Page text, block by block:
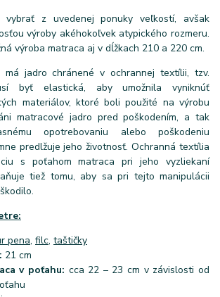
vybrať z uvedenej ponuky veľkostí, avšak
výroby akéhokoľvek atypického rozmeru.
výroba matraca aj v dĺžkach 210 a 220 cm.
má jadro chránené v ochrannej textílii, tzv.
byť elastická, aby umožnila vyniknúť
materiálov, ktoré boli použité na výrobu
matracové jadro pred poškodením, a tak
opotrebovaniu alebo poškodeniu
predlžuje jeho životnosť. Ochranná textília
s poťahom matraca pri jeho vyzliekaní
tiež tomu, aby sa pri tejto manipulácii
pena, filc, taštičky
21 cm
v poťahu: cca 22 – 23 cm v závislosti od